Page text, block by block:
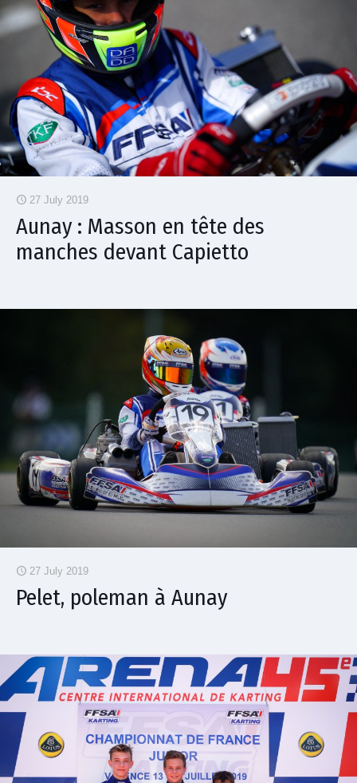
27 July 2019
Aunay : Masson en tête des
manches devant Capietto
27 July 2019
Pelet, poleman à Aunay